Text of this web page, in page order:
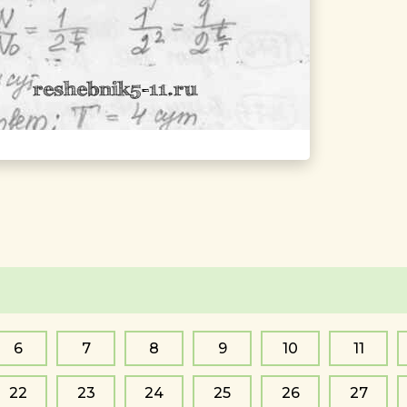
6 7 8 9 10 11
22 23 24 25 26 27